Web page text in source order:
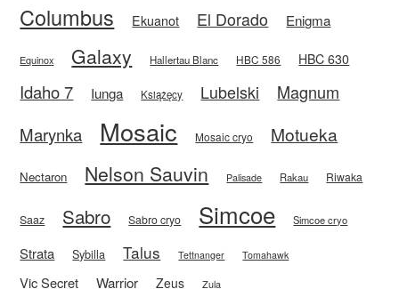
Columbus Ekuanot El Dorado Enigma
Equinox Galaxy Hallertau Blanc HBC 586 HBC 630
Idaho 7 Iunga Książęcy Lubelski
Magnum
Marynka
Mosaic Mosaic cryo Motueka
Nectaron Nelson Sauvin Palisade Rakau Riwaka
Saaz Sabro Sabro cryo Simcoe Simcoe cryo
Strata Sybilla Talus Tettnanger Tomahawk
Vic Secret Warrior Zeus Zula